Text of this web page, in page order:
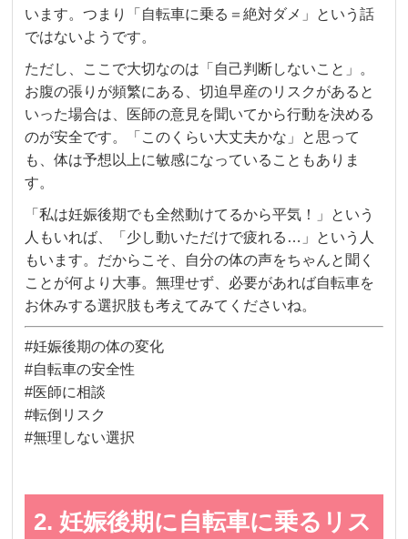
います。つまり「自転車に乗る＝絶対ダメ」という話
ではないようです。
ただし、ここで大切なのは「自己判断しないこと」。
お腹の張りが頻繁にある、切迫早産のリスクがあると
いった場合は、医師の意見を聞いてから行動を決める
のが安全です。「このくらい大丈夫かな」と思って
も、体は予想以上に敏感になっていることもありま
す。
「私は妊娠後期でも全然動けてるから平気！」という
人もいれば、「少し動いただけで疲れる…」という人
もいます。だからこそ、自分の体の声をちゃんと聞く
ことが何より大事。無理せず、必要があれば自転車を
お休みする選択肢も考えてみてくださいね。
#妊娠後期の体の変化
#自転車の安全性
#医師に相談
#転倒リスク
#無理しない選択
2. 妊娠後期に自転車に乗るリス